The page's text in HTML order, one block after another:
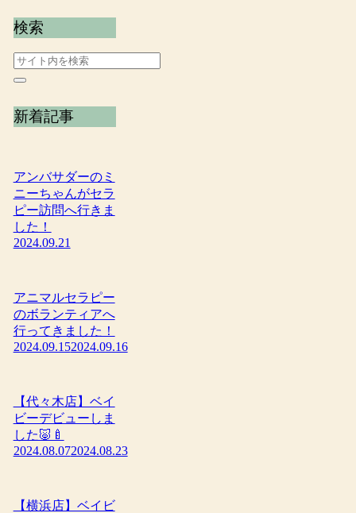
検索
新着記事
アンバサダーのミ
ニーちゃんがセラ
ピー訪問へ行きま
した！
2024.09.21
アニマルセラピー
のボランティアへ
行ってきました！
2024.09.152024.09.16
【代々木店】ベイ
ビーデビューしま
した🐷🍼
2024.08.072024.08.23
【横浜店】ベイビ